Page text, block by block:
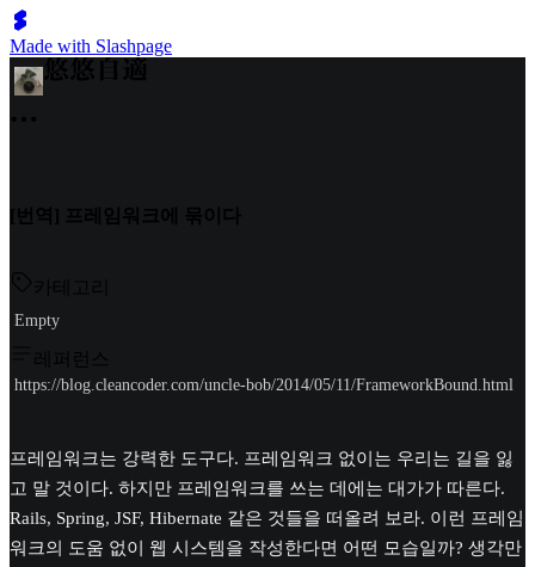
Made with Slashpage
[번역] 프레임워크에 묶이다
카테고리
Empty
레퍼런스
https://blog.cleancoder.com/uncle-bob/2014/05/11/FrameworkBound.html
프레임워크는 강력한 도구다. 프레임워크 없이는 우리는 길을 잃
고 말 것이다. 하지만 프레임워크를 쓰는 데에는 대가가 따른다.
Rails, Spring, JSF, Hibernate 같은 것들을 떠올려 보라. 이런 프레임
워크의 도움 없이 웹 시스템을 작성한다면 어떤 모습일까? 생각만